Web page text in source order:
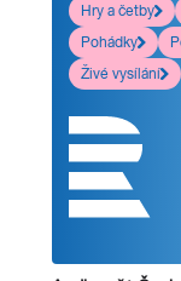
Hry a četby
Pohádky
Živé vysílání